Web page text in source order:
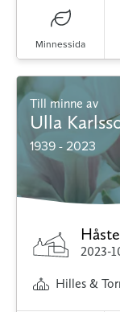
Minnessida
Till minne av
Ulla
1939 - 2023
2023-
Hilles &